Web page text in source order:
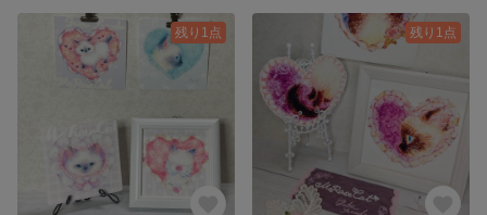
残り1点 残り1点